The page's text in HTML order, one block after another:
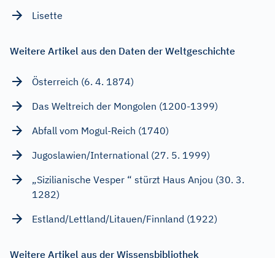
Lisette
Weitere Artikel aus den Daten der Weltgeschichte
Österreich (6. 4. 1874)
Das Weltreich der Mongolen (1200-1399)
Abfall vom Mogul-Reich (1740)
Jugoslawien/International (27. 5. 1999)
„Sizilianische Vesper “ stürzt Haus Anjou (30. 3.
1282)
Estland/Lettland/Litauen/Finnland (1922)
Weitere Artikel aus der Wissensbibliothek